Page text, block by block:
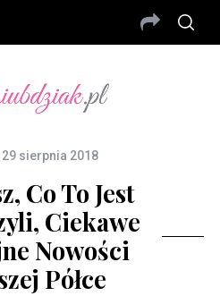
29 sierpnia 2018
Co To Jest
Ciekawe
Nowości
Półce